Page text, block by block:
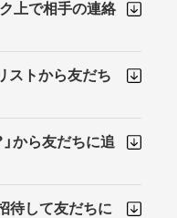
上で相手の連絡
ストから友だち
」から友だちに追
待して友だちに